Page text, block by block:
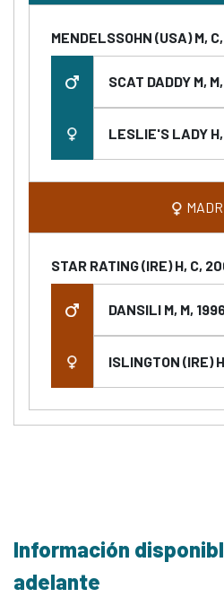
MENDELSSOHN (USA) M,
SCAT DADDY M,
LESLIE'S LADY
STAR RATING (IRE) H, C,
DANSILI M, M,
ISLINGTON (IRE)
Información
adelante